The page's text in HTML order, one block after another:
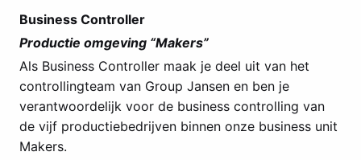
Business Controller
Productie omgeving “Makers”
Als Business Controller maak je deel uit van het
controllingteam van Group Jansen en ben je
verantwoordelijk voor de business controlling van
de vijf productiebedrijven binnen onze business unit
Makers.